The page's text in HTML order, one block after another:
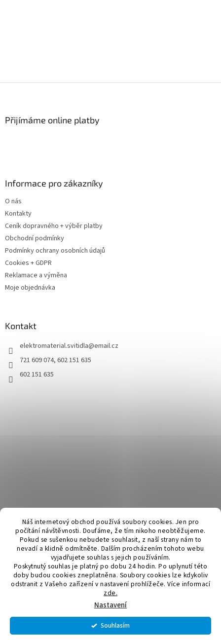
Náš internetový obchod používá soubory cookies. Jen pro
počítání návštěvnosti. Doufáme, že tím nikoho neobtěžujeme.
Pokud se sušenkou nebudete souhlasit, z naší strany nám to
nevadí a klidně odmítněte. Dalším procházením tohoto webu
vyjadřujete souhlas s jejich používáním.
Poskytnutý souhlas je platný po dobu 24 hodin. Po uplynutí této
doby budou cookies zneplatněna. Soubory cookies lze kdykoliv
odstranit z Vašeho zařízení v nastavení prohlížeče. Více informací
zde.
Nastavení
Souhlasím
Přijímáme online platby
Informace pro zákazníky
O nás
Kontakty
Ceník dopravného + výběr platby
Obchodní podmínky
Podmínky ochrany osobních údajů
Cookies + GDPR
Reklamace a výměna
Moje objednávka
Kontakt
elektromaterial.svitidla@email.cz
721 609 074, 602 151 635
602 151 635
Vytvořil Shoptet
Copyright 2026Elektromateriál a svítidla. Všechna práva